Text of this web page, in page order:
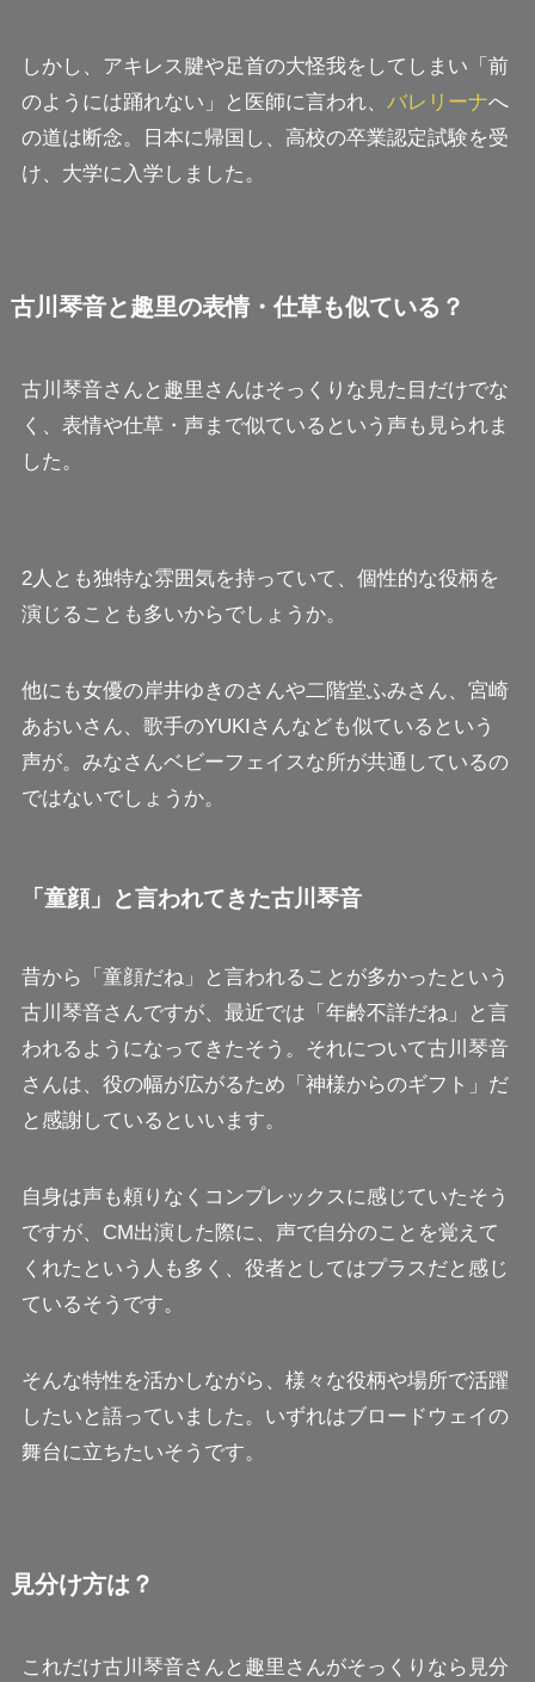
しかし、アキレス腱や足首の大怪我をしてしまい「前
のようには踊れない」と医師に言われ、 バレリーナへ
の道は断念。日本に帰国し、高校の卒業認定試験を受
け、大学に入学しました。
古川琴音と趣里の表情・仕草も似ている？
古川琴音さんと趣里さんはそっくりな見た目だけでな
く、表情や仕草・声まで似ているという声も見られま
した。
2人とも独特な雰囲気を持っていて、個性的な役柄を
演じることも多いからでしょうか。
他にも女優の岸井ゆきのさんや二階堂ふみさん、宮崎
あおいさん、歌手のYUKIさんなども似ているという
声が。みなさんベビーフェイスな所が共通しているの
ではないでしょうか。
「童顔」と言われてきた古川琴音
昔から「童顔だね」と言われることが多かったという
古川琴音さんですが、最近では「年齢不詳だね」と言
われるようになってきたそう。それについて古川琴音
さんは、役の幅が広がるため「神様からのギフト」だ
と感謝しているといいます。
自身は声も頼りなくコンプレックスに感じていたそう
ですが、CM出演した際に、声で自分のことを覚えて
くれたという人も多く、役者としてはプラスだと感じ
ているそうです。
そんな特性を活かしながら、様々な役柄や場所で活躍
したいと語っていました。いずれはブロードウェイの
舞台に立ちたいそうです。
見分け方は？
これだけ古川琴音さんと趣里さんがそっくりなら見分